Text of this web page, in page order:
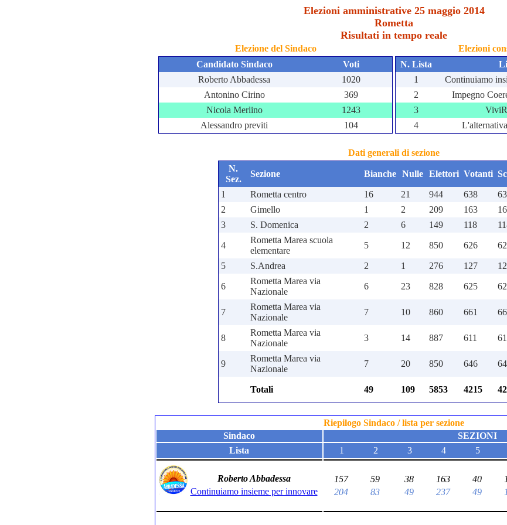
Elezioni amministrative 25 maggio 2014
Rometta
Risultati in tempo reale
Elezione del Sindaco
Elezioni
Candidato Sindaco
Voti
Roberto Abbadessa
1020
Antonino Cirino
369
Nicola Merlino
1243
Alessandro previti
104
N. Lista
1
Continuiamo
2
Impegno
3
4
Dati generali di sezione
N.
Sez.
Sezione Bianche Nulle Elettori Votanti
1 Rometta centro 16 21 944 638
2
Gimello 1 2 209 163
3
S. Domenica 2 6 149 118
4
Rometta Marea scuola
elementare
5 12 850 626
5 S.Andrea 2 1 276 127
6
Rometta Marea via
Nazionale
6 23 828 625
7
Rometta Marea via
Nazionale
7 10 860 661
8
Rometta Marea via
Nazionale
3 14 887 611
9
Rometta Marea via
Nazionale
7 20 850 646
Totali 49 109 5853 4215
Riepilogo Sindaco / lista per sezione
Sindaco
SEZIONI
Lista
1 2 3 4 5
Roberto Abbadessa
Continuiamo insieme per innovare
157
204
59
83
38
49
163
237
40
49